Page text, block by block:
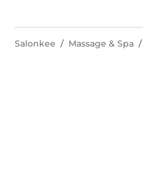
Salonkee Massage & Spa